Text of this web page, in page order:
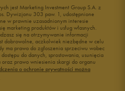
jest Marketing Investment Group S.A. z
Dywizjonu 303 paw. 1, udostępnione
w prawnie uzasadnionym interesie
marketing produktów i usług własnych.
się na otrzymywanie informacji
dobrowolne, aczkolwiek niezbędne w celu
ma prawo do zgłoszenia sprzeciwu wobec
do danych, sprostowania, usunięcia
prawo wniesienia skargi do organu
o ochronie prywatności można